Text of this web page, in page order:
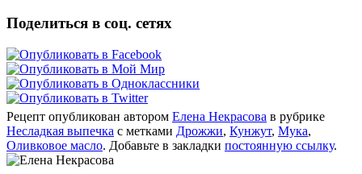
Поделиться в соц. сетях
Рецепт опубликован автором Елена Некрасова в рубрике
Несладкая выпечка с метками Дрожжи, Кунжут, Мука,
Оливковое масло. Добавьте в закладки постоянную ссылку.